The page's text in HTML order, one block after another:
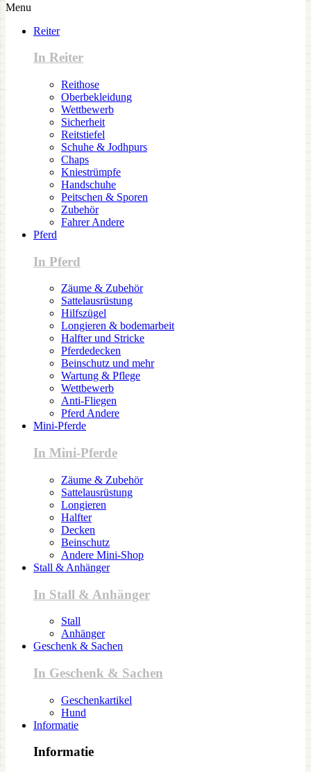
Menu
Reiter
In Reiter
Reithose
Oberbekleidung
Wettbewerb
Sicherheit
Reitstiefel
Schuhe & Jodhpurs
Chaps
Kniestrümpfe
Handschuhe
Peitschen & Sporen
Zubehör
Fahrer Andere
Pferd
In Pferd
Zäume & Zubehör
Sattelausrüstung
Hilfszügel
Longieren & bodemarbeit
Halfter und Stricke
Pferdedecken
Beinschutz und mehr
Wartung & Pflege
Wettbewerb
Anti-Fliegen
Pferd Andere
Mini-Pferde
In Mini-Pferde
Zäume & Zubehör
Sattelausrüstung
Longieren
Halfter
Decken
Beinschutz
Andere Mini-Shop
Stall & Anhänger
In Stall & Anhänger
Stall
Anhänger
Geschenk & Sachen
In Geschenk & Sachen
Geschenkartikel
Hund
Informatie
Informatie